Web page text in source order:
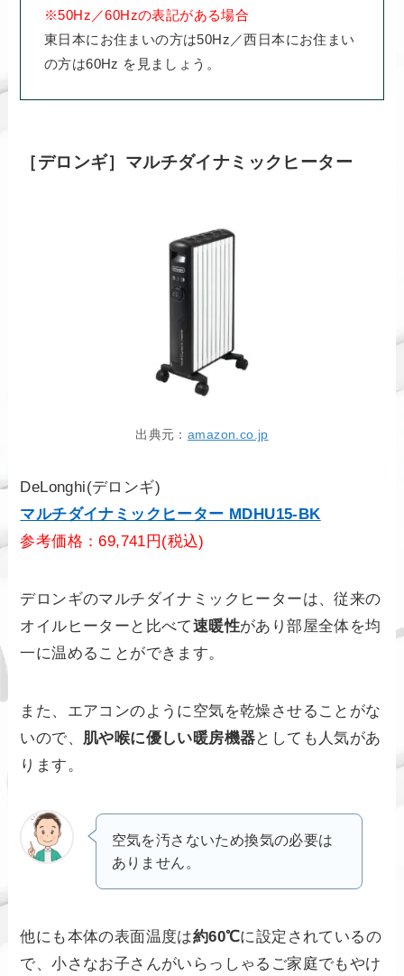
※50Hz／60Hzの表記がある場合
東日本にお住まいの方は50Hz／西日本にお住まい
の方は60Hz を見ましょう。
［デロンギ］マルチダイナミックヒーター
出典元： amazon.co.jp
DeLonghi(デロンギ)
マルチダイナミックヒーター MDHU15-BK
参考価格：69,741円(税込)
デロンギのマルチダイナミックヒーターは、従来の
オイルヒーターと比べて速暖性があり部屋全体を均
一に温めることができます。
また、エアコンのように空気を乾燥させることがな
いので、 肌や喉に優しい暖房機器としても人気があ
ります。
空気を汚さないため換気の必要は
ありません。
他にも本体の表面温度は約60℃に設定されているの
で、小さなお子さんがいらっしゃるご家庭でもやけ